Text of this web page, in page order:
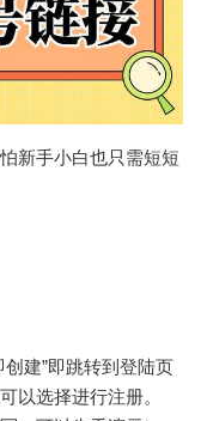
新手小白也只需短短
建”即跳转到登陆页
以选择进行注册。